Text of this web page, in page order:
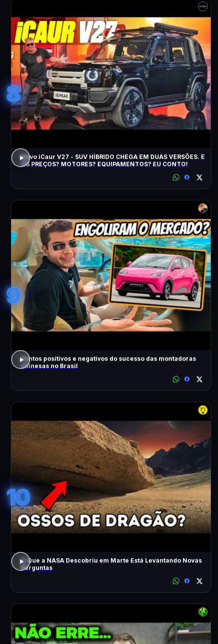
8
Novo iCaur V27 - SUV HÍBRIDO CHEGA EM DUAS VERSÕES. E
OS PREÇOS? MOTORES? EQUIPAMENTOS? EU CONTO!
9
Pontos positivos e negativos do sucesso das montadoras
chinesas no Brasil
10
O Que a NASA Descobriu em Marte Está Levantando Novas
Perguntas